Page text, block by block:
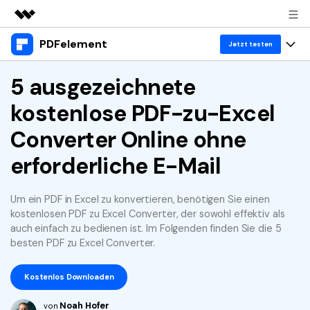
Top-Produkte
Dienstprogramme
Business
Überblick
Über uns
Presseraum
Support
PDFelement Jetzt testen
Produkte
Desktop
PDFelement für Windows
PDFelement für Mac
Mobile App
PDFelement für iPhone/iPad
Cloud
Lösungen
Benutzer im Bildungswesen
PDF lesen
PDF kommentieren
PDF erstellen
PDF drucken
Ressourcen
Top PDF-Software
How-Tos
KMU von 1-10p
Jetzt kaufen Anmelden
5 ausgezeichnete
kostenlose PDF-zu-Excel
Converter Online ohne
erforderliche E-Mail
Um ein PDF in Excel zu konvertieren, benötigen Sie einen
kostenlosen PDF zu Excel Converter, der sowohl effektiv als
auch einfach zu bedienen ist. Im Folgenden finden Sie die 5
besten PDF zu Excel Converter.
Kostenlos Downloaden
von Noah Hofer